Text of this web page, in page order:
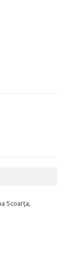
Scoarţa,